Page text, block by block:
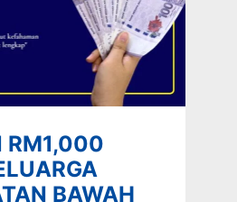
RM1,000
BAWAH